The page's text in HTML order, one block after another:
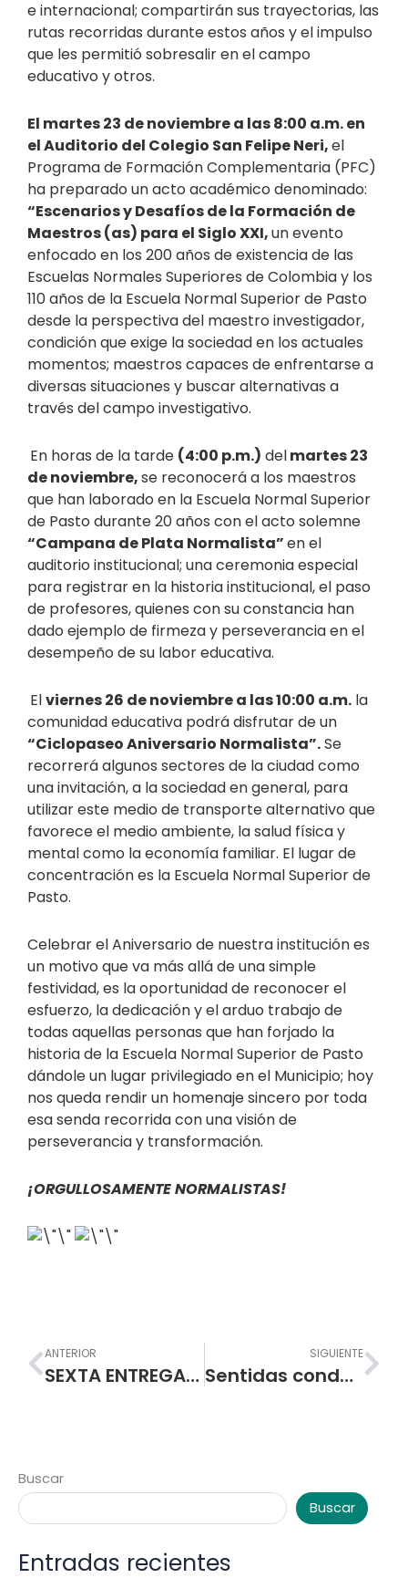
e internacional; compartirán sus trayectorias, las
rutas recorridas durante estos años y el impulso
que les permitió sobresalir en el campo
educativo y otros.
El martes 23 de noviembre a las 8:00 a.m. en
el Auditorio del Colegio San Felipe Neri,el
Programa de Formación Complementaria (PFC)
ha preparado un acto académico denominado:
“Escenarios y Desafíos de la Formación de
Maestros (as) para el Siglo XXI,un evento
enfocado en los 200 años de existencia de las
Escuelas Normales Superiores de Colombia y los
110 años de la Escuela Normal Superior de Pasto
desde la perspectiva del maestro investigador,
condición que exige la sociedad en los actuales
momentos; maestros capaces de enfrentarse a
diversas situaciones y buscar alternativas a
través del campo investigativo.
En horas de la tarde (4:00 p.m.) delmartes 23
de noviembre,se reconocerá a los maestros
que han laborado en la Escuela Normal Superior
de Pasto durante 20 años con el acto solemne
“Campana de Plata Normalista”en el
auditorio institucional; una ceremonia especial
para registrar en la historia institucional, el paso
de profesores, quienes con su constancia han
dado ejemplo de firmeza y perseverancia en el
desempeño de su labor educativa.
Elviernes 26 de noviembre a las 10:00 a.m. la
comunidad educativa podrá disfrutar de un
“Ciclopaseo Aniversario Normalista”.Se
recorrerá algunos sectores de la ciudad como
una invitación, a la sociedad en general, para
utilizar este medio de transporte alternativo que
favorece el medio ambiente, la salud física y
mental como la economía familiar. El lugar de
concentración es la Escuela Normal Superior de
Pasto.
Celebrar el Aniversario de nuestra institución es
un motivo que va más allá de una simple
festividad, es la oportunidad de reconocer el
esfuerzo, la dedicación y el arduo trabajo de
todas aquellas personas que han forjado la
historia de la Escuela Normal Superior de Pasto
dándole un lugar privilegiado en el Municipio; hoy
nos queda rendir un homenaje sincero por toda
esa senda recorrida con una visión de
perseverancia y transformación.
¡ORGULLOSAMENTE NORMALISTAS!
Prev
ANTERIOR
SEXTA ENTREGA DE PAQUETES ALIMENTARIOS A PADRES Y MADRES DE FAMILIA LOS DIAS 10, 11 Y 12 DE NOVIEMBRE
SIGUIENTE
Sentidas condolencias por nuestro querido estudiante
Buscar
Buscar
Entradas recientes